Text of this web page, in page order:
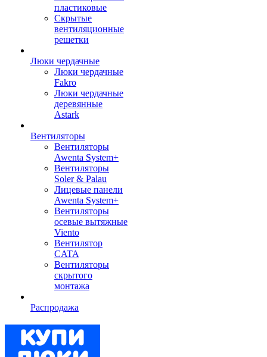
пластиковые
Скрытые
вентиляционные
решетки
Люки чердачные
Люки чердачные
Fakro
Люки чердачные
деревянные
Astark
Вентиляторы
Вентиляторы
Awenta System+
Вентиляторы
Soler & Palau
Лицевые панели
Awenta System+
Вентиляторы
осевые вытяжные
Viento
Вентилятор
CATA
Вентиляторы
скрытого
монтажа
Распродажа